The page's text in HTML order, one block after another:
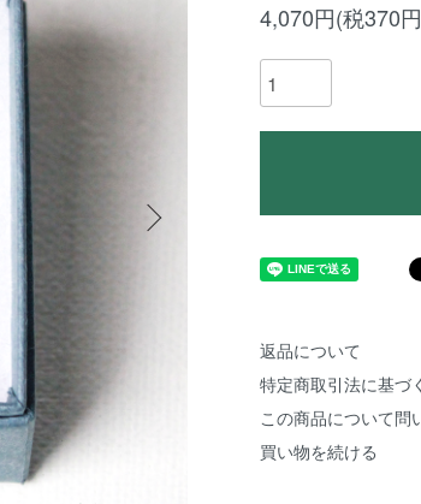
4,070円(税370
返品について
特定商取引法に基づ
この商品について問
買い物を続ける